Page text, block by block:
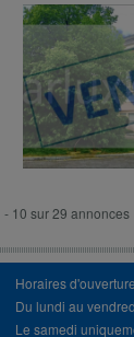
- 10 sur 29 annonces
Horaires
Du lundi au
Le samedi